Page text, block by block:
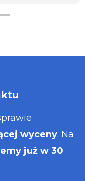
wyceny. Na
już w 30